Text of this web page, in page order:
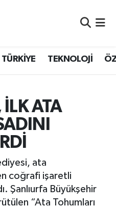
TÜRKİYE TEKNOLOJİ
İLK ATA
ata
coğrafi işaretli
Şanlıurfa Büyükşehir
“Ata Tohumları
ve Fikstür